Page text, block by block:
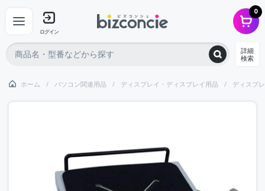
ログイン
0
詳細
検索
ホーム パソコン関連用品 ディスプレイ・ディスプレイ用品 ディスプ